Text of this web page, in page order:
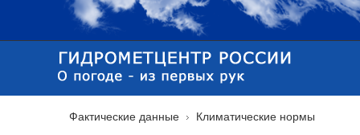
Фактические данные Климатические нормы